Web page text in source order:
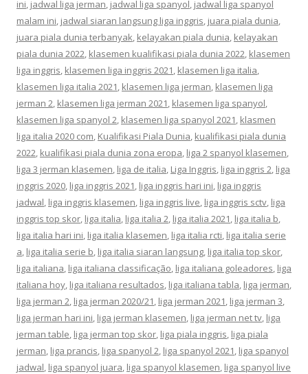
ini, jadwal liga jerman, jadwal liga spanyol, jadwal liga spanyol
malam ini, jadwal siaran langsung liga inggris, juara piala dunia,
juara piala dunia terbanyak, kelayakan piala dunia, kelayakan
piala dunia 2022, klasemen kualifikasi piala dunia 2022, klasemen
liga inggris, klasemen liga inggris 2021, klasemen liga italia,
klasemen liga italia 2021, klasemen liga jerman, klasemen liga
jerman 2, klasemen liga jerman 2021, klasemen liga spanyol,
klasemen liga spanyol 2, klasemen liga spanyol 2021, klasmen
liga italia 2020 com, Kualifikasi Piala Dunia, kualifikasi piala dunia
2022, kualifikasi piala dunia zona eropa, liga 2 spanyol klasemen,
liga 3 jerman klasemen, liga de italia, Liga Inggris, liga inggris 2, liga
inggris 2020, liga inggris 2021, liga inggris hari ini, liga inggris
jadwal, liga inggris klasemen, liga inggris live, liga inggris sctv, liga
inggris top skor, liga italia, liga italia 2, liga italia 2021, liga italia b,
liga italia hari ini, liga italia klasemen, liga italia rcti, liga italia serie
a, liga italia serie b, liga italia siaran langsung, liga italia top skor,
liga italiana, liga italiana classificação, liga italiana goleadores, liga
italiana hoy, liga italiana resultados, liga italiana tabla, liga jerman,
liga jerman 2, liga jerman 2020/21, liga jerman 2021, liga jerman 3,
liga jerman hari ini, liga jerman klasemen, liga jerman net tv, liga
jerman table, liga jerman top skor, liga piala inggris, liga piala
jerman, liga prancis, liga spanyol 2, liga spanyol 2021, liga spanyol
jadwal, liga spanyol juara, liga spanyol klasemen, liga spanyol live